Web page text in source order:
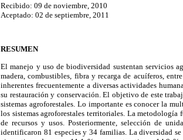
Recibido: 09 de noviembre, 2010
Aceptado: 02 de septiembre, 2011
RESUMEN
El manejo y uso de biodiversidad sustentan servicios
madera, combustibles, fibra y recarga de acuíferos,
inherentes frecuentemente a diversas actividades
su restauración y conservación. El objetivo de este
sistemas agroforestales. Lo importante es conocer la
los sistemas agroforestales territoriales. La
de recursos y usos. Posteriormente, selección de
identificaron 81 especies y 34 familias. La diversidad